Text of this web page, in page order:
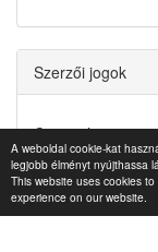
A weboldal cookie-kat
legjobb élményt nyújthassa
This website uses cookies
experience on our website.
Szerzői jogok
Copyright ©
Központ